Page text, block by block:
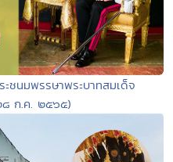
ชนมพรรษาพระบาทสมเด็จ
๘ ก.ค. ๒๕๖๕)